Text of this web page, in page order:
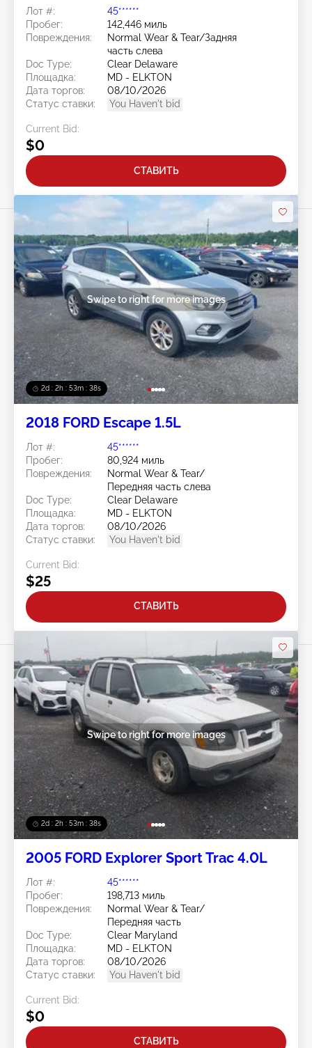
Лот #:
45******
Пробег:
142,446 миль
Повреждения:
Normal Wear & Tear/Задняя
часть слева
Doc Type:
Clear Delaware
Площадка:
MD - ELKTON
Дата торгов:
08/10/2026
Статус ставки:
You Haven't bid
Current Bid:
$0
СТАВИТЬ
2d : 2h : 53m : 35s
Swipe to right for more images
2018 FORD Escape 1.5L
Лот #:
45******
Пробег:
80,924 миль
Повреждения:
Normal Wear & Tear/
Передняя часть слева
Doc Type:
Clear Delaware
Площадка:
MD - ELKTON
Дата торгов:
08/10/2026
Статус ставки:
You Haven't bid
Current Bid:
$25
СТАВИТЬ
2d : 2h : 53m : 35s
Swipe to right for more images
2005 FORD Explorer Sport Trac 4.0L
Лот #:
45******
Пробег:
198,713 миль
Повреждения:
Normal Wear & Tear/
Передняя часть
Doc Type:
Clear Maryland
Площадка:
MD - ELKTON
Дата торгов:
08/10/2026
Статус ставки:
You Haven't bid
Current Bid:
$0
СТАВИТЬ